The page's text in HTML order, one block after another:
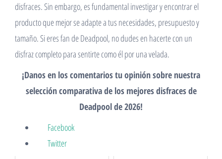
disfraces. Sin embargo, es fundamental investigar y encontrar el
producto que mejor se adapte a tus necesidades, presupuesto y
tamaño. Si eres fan de Deadpool, no dudes en hacerte con un
disfraz completo para sentirte como él por una velada.
¡Danos en los comentarios tu opinión sobre nuestra
selección comparativa de los mejores disfraces de
Deadpool de 2026!
Facebook
Twitter